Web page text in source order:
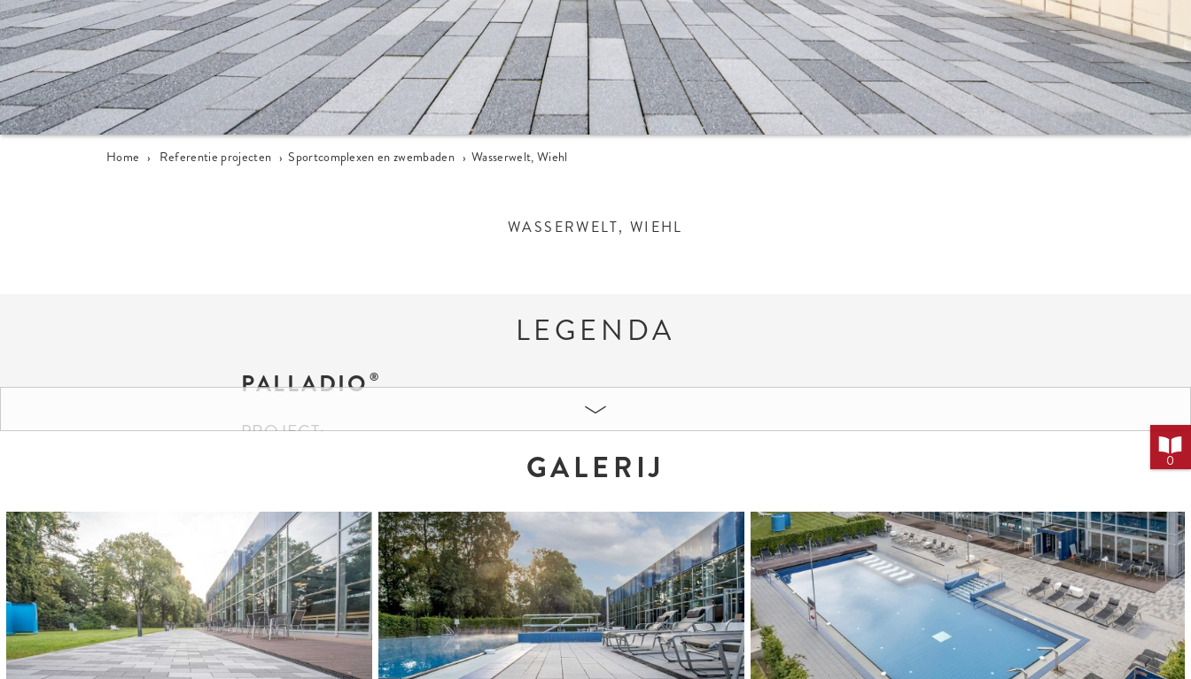
Home › Referentie projecten › Sportcomplexen en zwembaden › Wasserwelt, Wiehl
WASSERWELT, WIEHL
LEGENDA
PALLADIO
PROJECT:
Farbton 13.01 (Mittelgrau)
60 x 30 x 8 cm
37,5 x 12,5 x 8 cm
Farbton 13.03
(Dunkelgrau)
37,5 x 12,5 x 8 cm
Farbton 13.05 (Anthrazit)
GALERIJ

0